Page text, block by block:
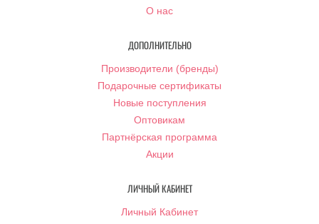
О нас
ДОПОЛНИТЕЛЬНО
Производители (бренды)
Подарочные сертификаты
Новые поступления
Оптовикам
Партнёрская программа
Акции
ЛИЧНЫЙ КАБИНЕТ
Личный Кабинет